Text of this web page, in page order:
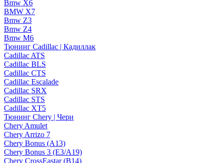
Bmw X6
BMW X7
Bmw Z3
Bmw Z4
Bmw М6
Тюнинг Cadillac | Кадиллак
Cadillac ATS
Cadillac BLS
Cadillac CTS
Cadillac Escalade
Cadillac SRX
Cadillac STS
Cadillac XT5
Тюнинг Chery | Чери
Chery Amulet
Chery Arrizo 7
Chery Bonus (A13)
Chery Bonus 3 (E3/A19)
Chery CrossEastar (B14)